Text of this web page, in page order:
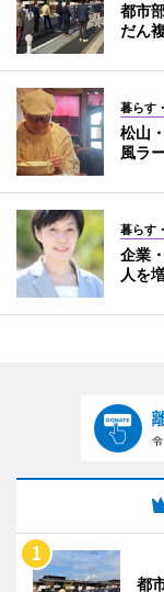
都市
だん
暮らす
松山
風ラ
暮らす
企業
人を
都